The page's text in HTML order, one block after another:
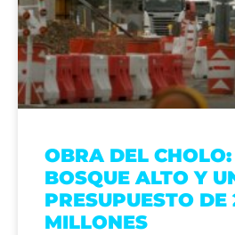
OBRA DEL
BOSQUE ALTO Y
PRESUPUESTO
MILLONES